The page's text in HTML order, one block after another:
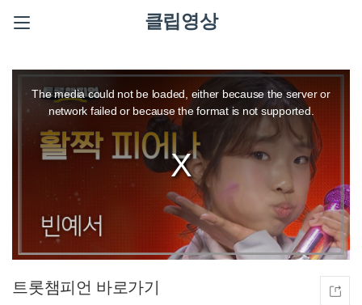
클립영상
The media could not be loaded, either because the server or
network failed or because the format is not supported.
트롯챔피언